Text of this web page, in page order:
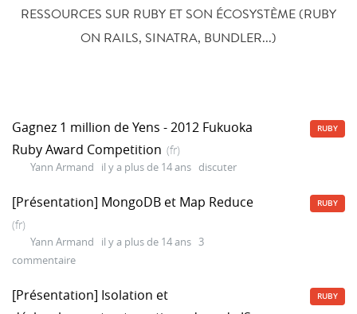
RESSOURCES SUR RUBY ET SON ÉCOSYSTÈME (RUBY
ON RAILS, SINATRA, BUNDLER...)
Gagnez 1 million de Yens - 2012 Fukuoka
Ruby Award Competition (fr)
Yann Armand il y a plus de 14 ans discuter
RUBY
[Présentation] MongoDB et Map Reduce
(fr)
Yann Armand il y a plus de 14 ans 3
commentaire
RUBY
[Présentation] Isolation et
RUBY